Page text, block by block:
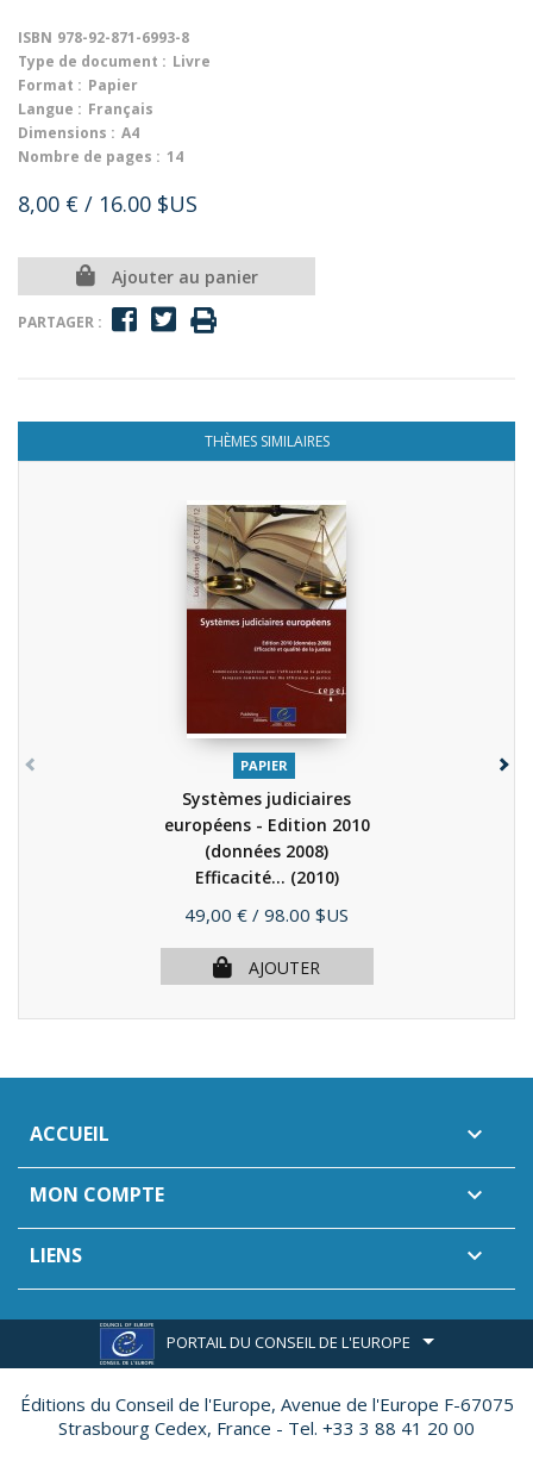
ISBN 978-92-871-6993-8
Type de document : Livre
Format : Papier
Langue : Français
Dimensions : A4
Nombre de pages : 14
8,00 € / 16.00 $US
Ajouter au panier
PARTAGER :
THÈMES SIMILAIRES
PAPIER
Systèmes judiciaires
européens - Edition 2010
(données 2008)
Efficacité... (2010)
Prix
49,00 € / 98.00 $US
AJOUTER
ACCUEIL 
MON COMPTE 
LIENS 
PORTAIL DU CONSEIL DE L'EUROPE
Éditions du Conseil de l'Europe, Avenue de l'Europe F-67075
Strasbourg Cedex, France - Tel. +33 3 88 41 20 00